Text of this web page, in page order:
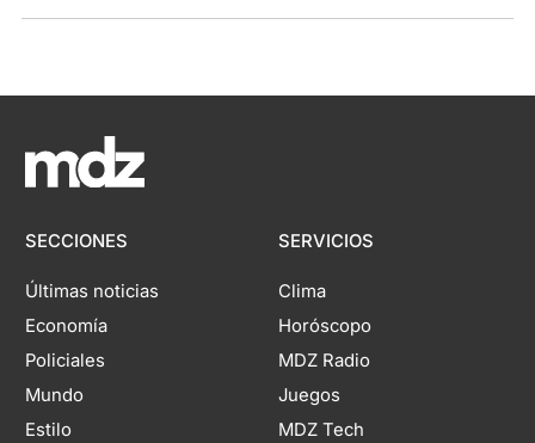
SECCIONES
Últimas noticias
Economía
Policiales
Mundo
Estilo
SERVICIOS
Clima
Horóscopo
MDZ Radio
Juegos
MDZ Tech